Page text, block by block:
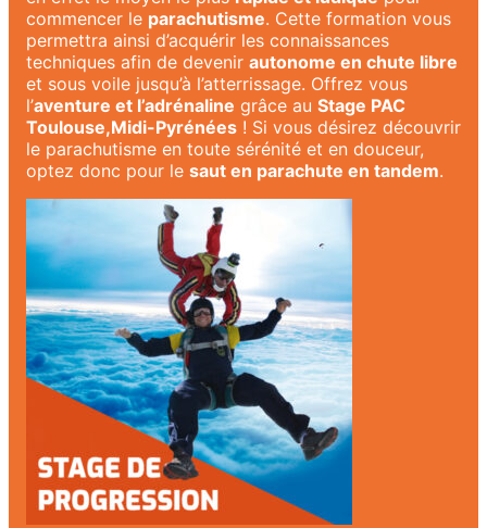
commencer le parachutisme. Cette formation vous
permettra ainsi d’acquérir les connaissances
techniques afin de devenir autonome en chute libre
et sous voile jusqu’à l’atterrissage. Offrez vous
l’aventure et l’adrénaline grâce au Stage PAC
Toulouse,Midi-Pyrénées ! Si vous désirez découvrir
le parachutisme en toute sérénité et en douceur,
optez donc pour le saut en parachute en tandem.